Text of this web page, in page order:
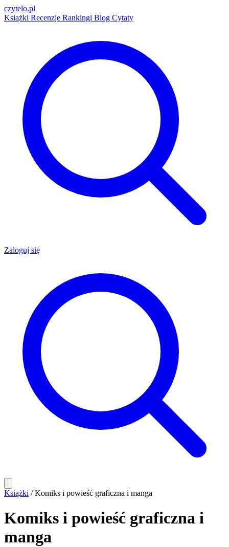
czytelo.pl
Książki Recenzje Rankingi Blog Cytaty
Zaloguj się
Książki / Komiks i powieść graficzna i manga
Komiks i powieść graficzna i
manga